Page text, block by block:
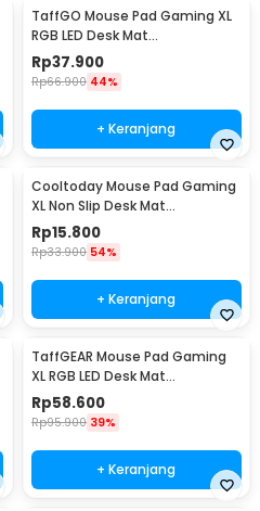
TaffGO Mouse Pad Gaming XL
RGB LED Desk Mat
250x300x4mm
Rp37.900
Rp66.900 44%
+ Keranjang
Cooltoday Mouse Pad Gaming
XL Non Slip Desk Mat
800x300x2mm - LN001
Rp15.800
Rp33.900 54%
+ Keranjang
TaffGEAR Mouse Pad Gaming
XL RGB LED Desk Mat
900x300x4mm 300x900x4mm
- RGB-01
Rp58.600
Rp95.900 39%
+ Keranjang